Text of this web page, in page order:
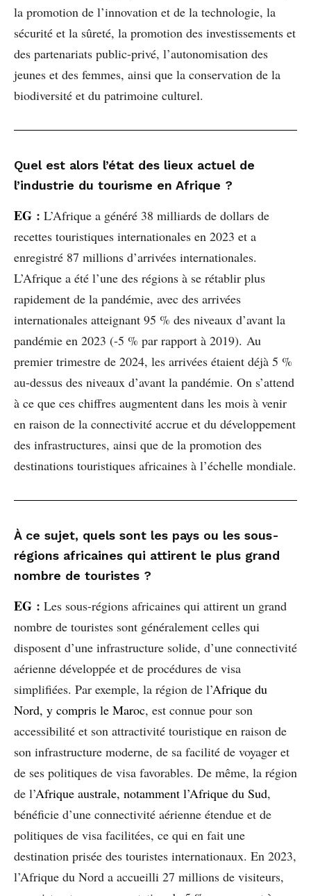
la promotion de l’innovation et de la technologie, la
sécurité et la sûreté, la promotion des investissements et
des partenariats public-privé, l’autonomisation des
jeunes et des femmes, ainsi que la conservation de la
biodiversité et du patrimoine culturel.
Quel est alors l’état des lieux actuel de
l’industrie du tourisme en Afrique ?
EG : L’Afrique a généré 38 milliards de dollars de
recettes touristiques internationales en 2023 et a
enregistré 87 millions d’arrivées internationales.
L’Afrique a été l’une des régions à se rétablir plus
rapidement de la pandémie, avec des arrivées
internationales atteignant 95 % des niveaux d’avant la
pandémie en 2023 (-5 % par rapport à 2019). Au
premier trimestre de 2024, les arrivées étaient déjà 5 %
au-dessus des niveaux d’avant la pandémie. On s’attend
à ce que ces chiffres augmentent dans les mois à venir
en raison de la connectivité accrue et du développement
des infrastructures, ainsi que de la promotion des
destinations touristiques africaines à l’échelle mondiale.
À ce sujet, quels sont les pays ou les sous-
régions africaines qui attirent le plus grand
nombre de touristes ?
EG : Les sous-régions africaines qui attirent un grand
nombre de touristes sont généralement celles qui
disposent d’une infrastructure solide, d’une connectivité
aérienne développée et de procédures de visa
simplifiées. Par exemple, la région de l’Afrique du
Nord, y compris le Maroc, est connue pour son
accessibilité et son attractivité touristique en raison de
son infrastructure moderne, de sa facilité de voyager et
de ses politiques de visa favorables. De même, la région
de l’Afrique australe, notamment l’Afrique du Sud,
bénéficie d’une connectivité aérienne étendue et de
politiques de visa facilitées, ce qui en fait une
destination prisée des touristes internationaux. En 2023,
l’Afrique du Nord a accueilli 27 millions de visiteurs,